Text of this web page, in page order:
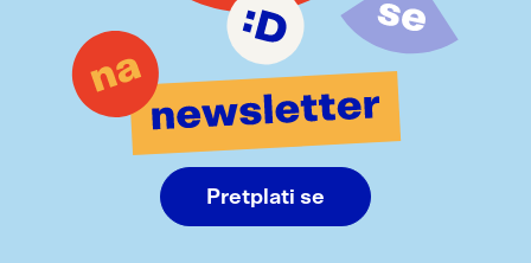
Pretplati se